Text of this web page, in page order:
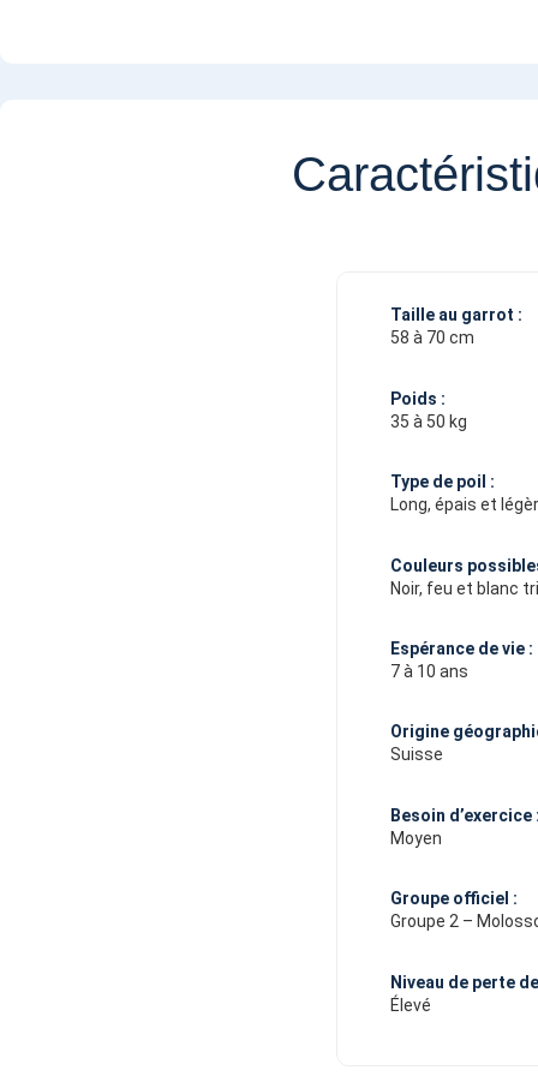
Taille au garrot :
58 à 70 cm
Poids :
35 à 50 kg
Type de poil :
Long, épais et
Couleurs
Noir, feu et blanc
Espérance de vie :
7 à 10 ans
Origine
Suisse
Besoin d’exercice
Moyen
Groupe officiel :
Groupe 2 –
Niveau de perte
Élevé